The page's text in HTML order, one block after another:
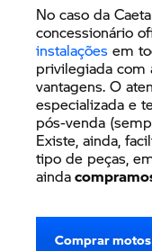
No caso da
concessionário
instalações em
privilegiada com
vantagens. O
especializada e
pós-venda
Existe, ainda,
tipo de peças,
ainda
Comprar